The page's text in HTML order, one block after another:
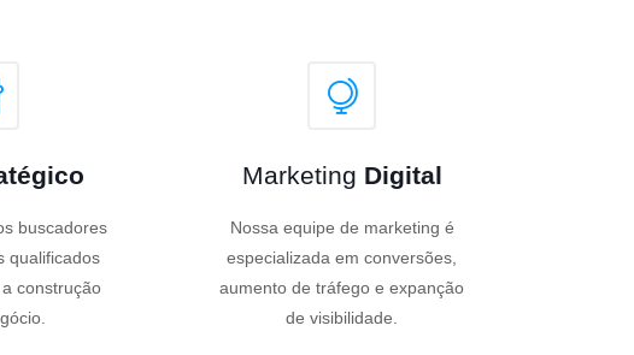
buscadores
qualificados
construção
Marketing Digital
Nossa equipe de marketing é
especializada em conversões,
aumento de tráfego e expanção
de visibilidade.